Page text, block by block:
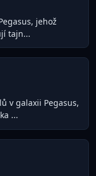
jehož
tajn...
v galaxii Pegasus,
...